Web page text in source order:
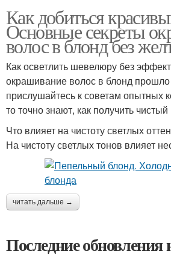
Как добиться
Основные секреты
волос в блонд без
Как осветлить шевелюру без
окрашивание волос в блонд
прислушайтесь к советам опытных
то точно знают, как получить чистый
Что влияет на чистоту светлых
На чистоту светлых тонов влияет
читать дальше →
Последние обновления